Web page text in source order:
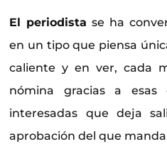
El periodista se ha
en un tipo que piensa
caliente y en ver, cada
nómina gracias a esas
interesadas que deja
aprobación del que